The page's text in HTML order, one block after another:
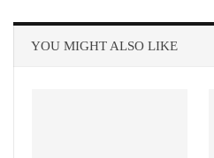
YOU MIGHT ALSO LIKE